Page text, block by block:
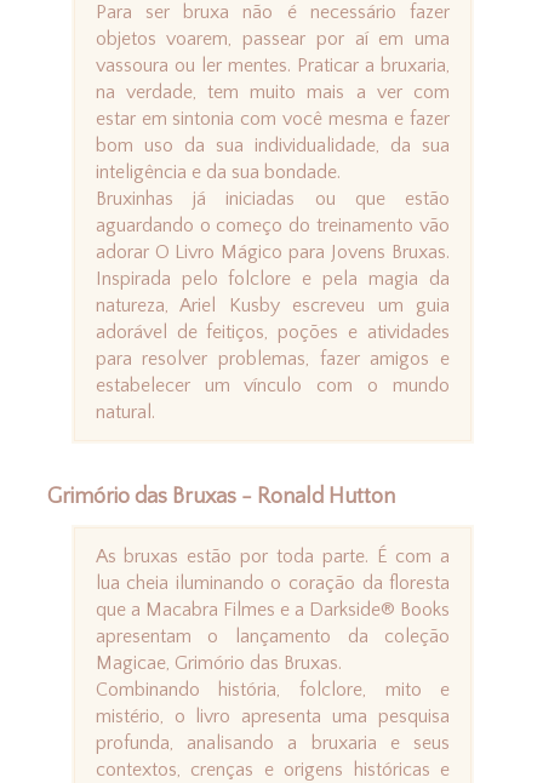
Para ser bruxa não é necessário fazer
objetos voarem, passear por aí em uma
vassoura ou ler mentes. Praticar a bruxaria,
na verdade, tem muito mais a ver com
estar em sintonia com você mesma e fazer
bom uso da sua individualidade, da sua
inteligência e da sua bondade.
Bruxinhas já iniciadas ou que estão
aguardando o começo do treinamento vão
adorar O Livro Mágico para Jovens Bruxas.
Inspirada pelo folclore e pela magia da
natureza, Ariel Kusby escreveu um guia
adorável de feitiços, poções e atividades
para resolver problemas, fazer amigos e
estabelecer um vínculo com o mundo
natural.
Grimório das Bruxas - Ronald Hutton
As bruxas estão por toda parte. É com a
lua cheia iluminando o coração da floresta
que a Macabra Filmes e a Darkside® Books
apresentam o lançamento da coleção
Magicae, Grimório das Bruxas.
Combinando história, folclore, mito e
mistério, o livro apresenta uma pesquisa
profunda, analisando a bruxaria e seus
contextos, crenças e origens históricas e